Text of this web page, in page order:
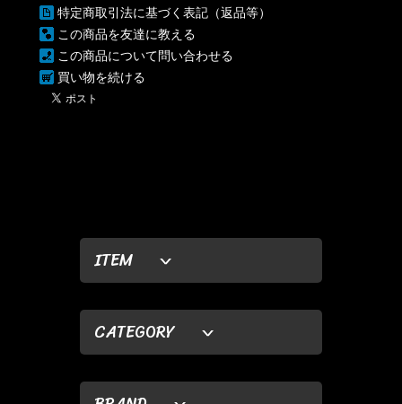
ITEM
CATEGORY
特定商取引法に基づく表記（返品等）
この商品を友達に教える
この商品について問い合わせる
買い物を続ける